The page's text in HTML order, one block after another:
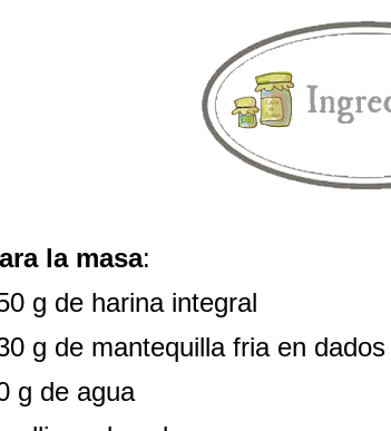
la masa:
g de harina integral
g de mantequilla fria en dados
g de agua